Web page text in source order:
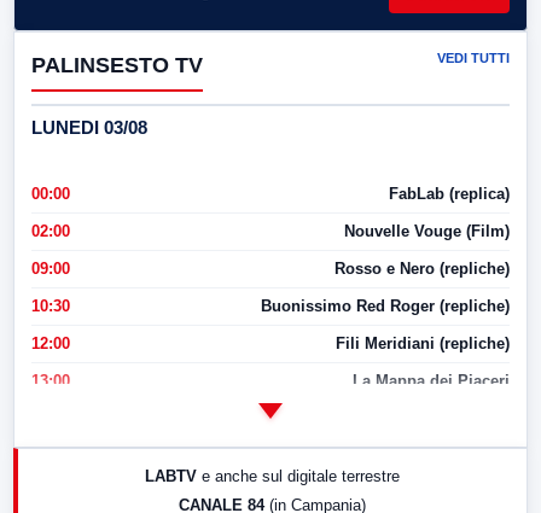
PALINSESTO TV VEDI TUTTI
LUNEDI 03/08
00:00 FabLab (replica)
02:00 Nouvelle Vouge (Film)
09:00 Rosso e Nero (repliche)
10:30 Buonissimo Red Roger (repliche)
12:00 Fili Meridiani (repliche)
13:00 La Mappa dei Piaceri
LABTV e anche sul digitale terrestre
CANALE 84 (in Campania)